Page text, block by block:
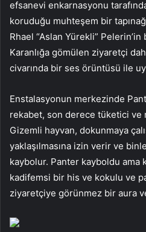
efsanevi enkarnasyonu
koruduğu muhteşem bir
Rhael “Aslan Yürekli”
Karanlığa gömülen ziyaretçi
civarında bir ses örüntüsü ile
Enstalasyonun merkezinde
rekabet, son derece tüketici
Gizemli hayvan, dokunmaya
yaklaşılmasına izin verir ve
kaybolur. Panter kayboldu ama
kadifemsi bir his ve kokulu ve
ziyaretçiye görünmez bir aura